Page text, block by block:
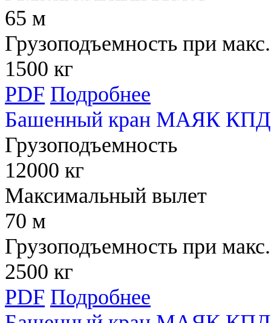
65 м
Грузоподъемность при
1500 кг
PDF Подробнее
Башенный кран МАЯК КПД
Грузоподъемность
12000 кг
Максимальный вылет
70 м
Грузоподъемность при
2500 кг
PDF Подробнее